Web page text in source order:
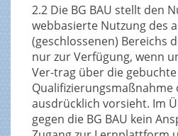
2.2 Die BG BAU stellt den
webbasierte Nutzung des
(geschlossenen) Bereichs
nur zur Verfügung, wenn
Ver-trag über die gebuchte
ausdrücklich vorsieht. Im
gegen die BG BAU kein